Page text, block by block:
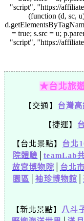
"script", "https://
(function (d, sc,
= true; s.src = u;
"script", "https://
★台北旅
【交通】 台灣
【捷運】
【台北景點】 台北
院體驗 │teamLab
故宮博物院
台北
園區
│袖珍博物館
【新北景點】 八斗